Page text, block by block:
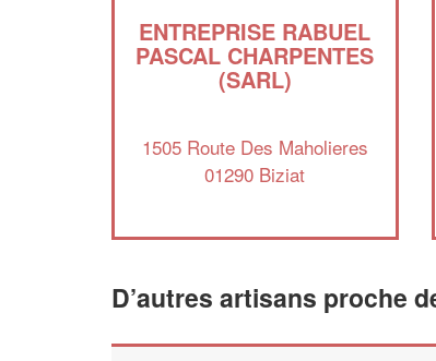
ENTREPRISE RABUEL
PASCAL CHARPENTES
(SARL)
1505 Route Des Maholieres
01290 Biziat
D’autres artisans proche